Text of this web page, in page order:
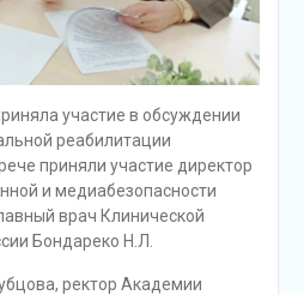
участие в обсуждении
реабилитации
приняли участие директор
и медиабезопасности
врач Клинической
Бондареко Н.Л.
ректор Академии